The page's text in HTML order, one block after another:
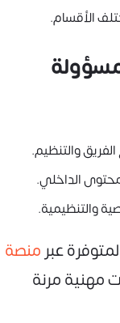
الأقسام.
والتنظيم.
الداخلي.
والتنظيمية.
عبر منصة
مهنية مرنة